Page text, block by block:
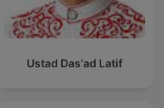
Ustad Das'ad Latif